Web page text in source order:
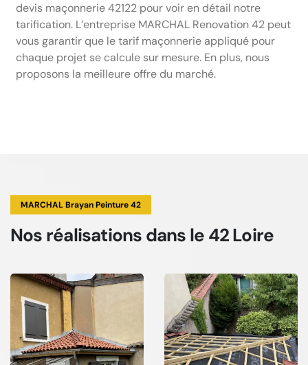
devis maçonnerie 42122 pour voir en détail notre
tarification. L’entreprise MARCHAL Renovation 42 peut
vous garantir que le tarif maçonnerie appliqué pour
chaque projet se calcule sur mesure. En plus, nous
proposons la meilleure offre du marché.
MARCHAL Brayan Peinture 42
Nos réalisations dans le 42 Loire